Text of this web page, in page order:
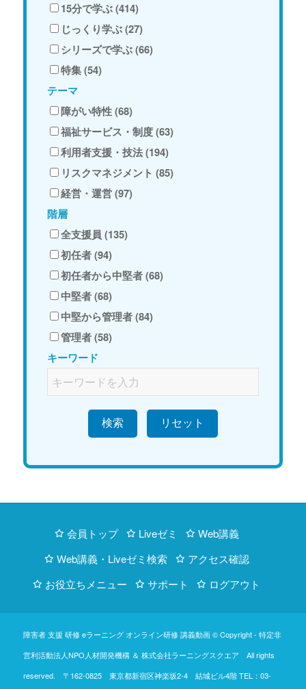
15分で学ぶ (414)
じっくり学ぶ (27)
シリーズで学ぶ (66)
特集 (54)
テーマ
障がい特性 (68)
福祉サービス・制度 (63)
利用者支援・技法 (194)
リスクマネジメント (85)
経営・運営 (97)
階層
全支援員 (135)
初任者 (94)
初任者から中堅者 (68)
中堅者 (68)
中堅から管理者 (84)
管理者 (58)
キーワード
検索
会員トップ Liveゼミ
Web講義
Web講義・Liveゼミ検索
アクセス確認
お役立ちメニュー
サポート ログアウト
障害者 支援 研修 eラーニング オンライン研修 講義動画 © Copyright - 特定非
営利活動法人NPO人材開発機構＆ 株式会社ラーニングスクエア All rights
reserved. 〒162-0825 東京都新宿区神楽坂2-4 結城ビル4階TEL：03-